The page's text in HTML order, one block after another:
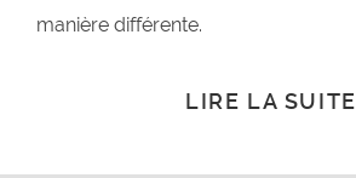
manière différente.
LIRE LA SUITE